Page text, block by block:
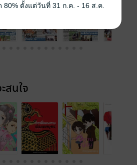
สนใจ
ตั้งแต่วันที่ 31 ก.ค. - 16 ส.ค.